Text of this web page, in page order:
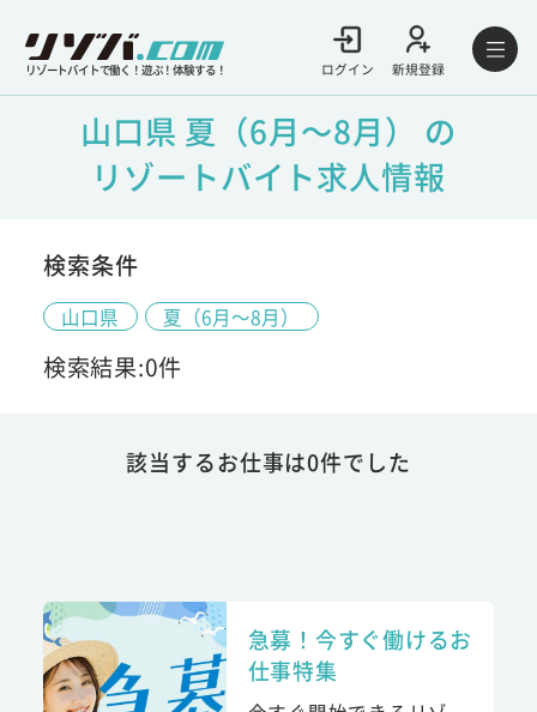
リゾートバイトで働く！遊ぶ！体験する！ ログイン 新規登録
山口県 夏（6月～8月） の
リゾートバイト求人情報
検索条件
山口県 夏（6月～8月）
検索結果:0件
該当するお仕事は0件でした
急募！今すぐ働けるお
仕事特集